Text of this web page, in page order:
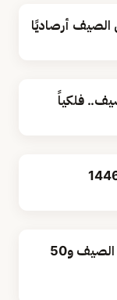
فلكياً
«الأرصاد»: دخول الربع الثاني من فصل الصيف و50